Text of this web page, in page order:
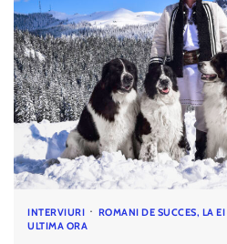
INTERVIURI
ROMANI DE SUCCES, LA
ULTIMA ORA